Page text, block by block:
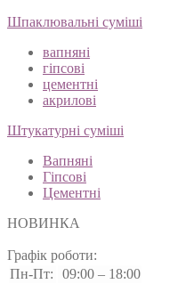
Шпаклювальні суміші
вапняні
гіпсові
цементні
акрилові
Штукатурні суміші
Вапняні
Гіпсові
Цементні
НОВИНКА
Графік роботи:
Пн-Пт:
09:00 – 18:00